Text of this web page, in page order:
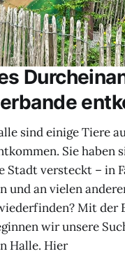
sind einige Tiere
Sie haben
Stadt versteckt – in
und an vielen
Mit der
wir unsere
Halle. Hier